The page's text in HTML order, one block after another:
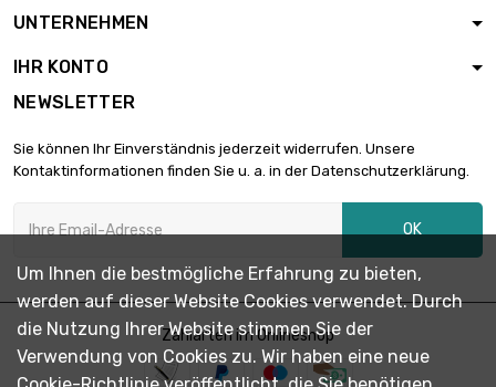
UNTERNEHMEN
IHR KONTO
NEWSLETTER
Sie können Ihr Einverständnis jederzeit widerrufen. Unsere
Kontaktinformationen finden Sie u. a. in der Datenschutzerklärung.
OK
Zahlarten im Onlineshop
Um Ihnen die bestmögliche Erfahrung zu bieten,
werden auf dieser Website Cookies verwendet. Durch
die Nutzung Ihrer Website stimmen Sie der
Verwendung von Cookies zu. Wir haben eine neue